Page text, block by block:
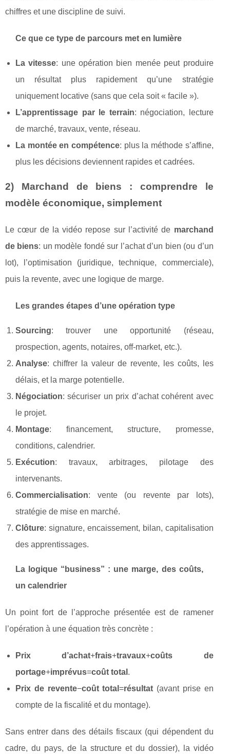
chiffres et une discipline de suivi.
Ce que ce type de parcours met en lumière
La vitesse: une opération bien menée peut produire
un résultat plus rapidement qu’une stratégie
uniquement locative (sans que cela soit « facile »).
L’apprentissage par le terrain: négociation, lecture
de marché, travaux, vente, réseau.
La montée en compétence: plus la méthode s’affine,
plus les décisions deviennent rapides et cadrées.
2) Marchand de biens : comprendre le
modèle économique, simplement
Le cœur de la vidéo repose sur l’activité de marchand
de biens: un modèle fondé sur l’achat d’un bien (ou d’un
lot), l’optimisation (juridique, technique, commerciale),
puis la revente, avec une logique de marge.
Les grandes étapes d’une opération type
Sourcing: trouver une opportunité (réseau,
prospection, agents, notaires, off‑market, etc.).
Analyse: chiffrer la valeur de revente, les coûts, les
délais, et la marge potentielle.
Négociation: sécuriser un prix d’achat cohérent avec
le projet.
Montage: financement, structure, promesse,
conditions, calendrier.
Exécution: travaux, arbitrages, pilotage des
intervenants.
Commercialisation: vente (ou revente par lots),
stratégie de mise en marché.
Clôture: signature, encaissement, bilan, capitalisation
des apprentissages.
La logique “business” : une marge, des coûts,
un calendrier
Un point fort de l’approche présentée est de ramener
l’opération à une équation très concrète :
Prix d’achat+frais+travaux+coûts de
portage+imprévus=coût total .
Prix de revente−coût total=résultat (avant prise en
compte de la fiscalité et du montage).
Sans entrer dans des détails fiscaux (qui dépendent du
cadre, du pays, de la structure et du dossier), la vidéo